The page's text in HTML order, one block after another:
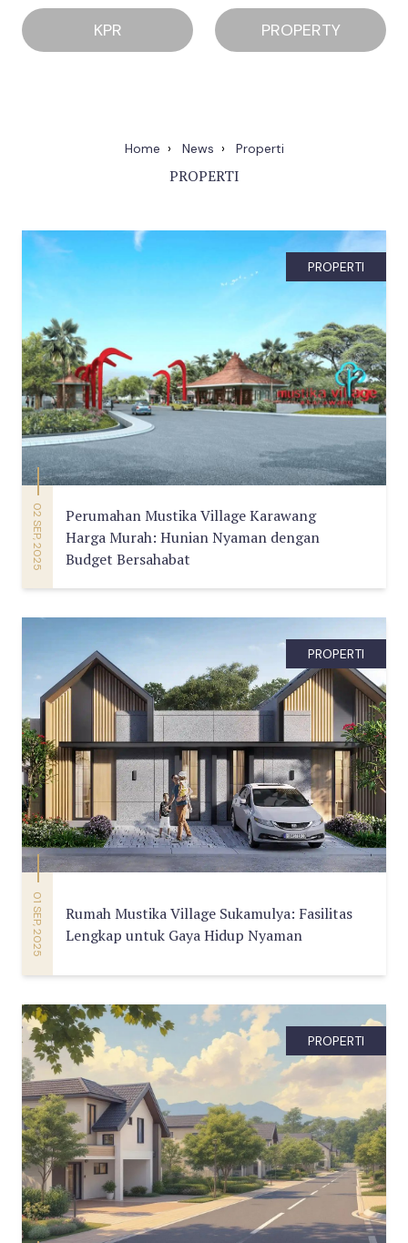
KPR PROPERTY
Home News Properti
PROPERTI
PROPERTI
02 SEP, 2025
Perumahan Mustika Village Karawang
Harga Murah: Hunian Nyaman dengan
Budget Bersahabat
PROPERTI
01 SEP, 2025
Rumah Mustika Village Sukamulya: Fasilitas
Lengkap untuk Gaya Hidup Nyaman
PROPERTI